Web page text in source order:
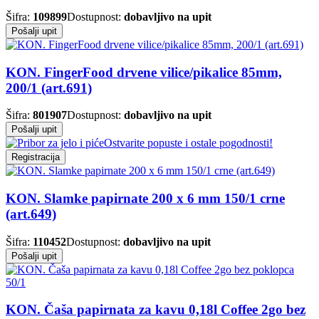
Šifra: 109899Dostupnost: dobavljivo na upit
Pošalji upit
KON. FingerFood drvene vilice/pikalice 85mm,
200/1 (art.691)
Šifra: 801907Dostupnost: dobavljivo na upit
Pošalji upit
Ostvarite popuste i ostale pogodnosti!
Registracija
KON. Slamke papirnate 200 x 6 mm 150/1 crne
(art.649)
Šifra: 110452Dostupnost: dobavljivo na upit
Pošalji upit
KON. Čaša papirnata za kavu 0,18l Coffee 2go bez